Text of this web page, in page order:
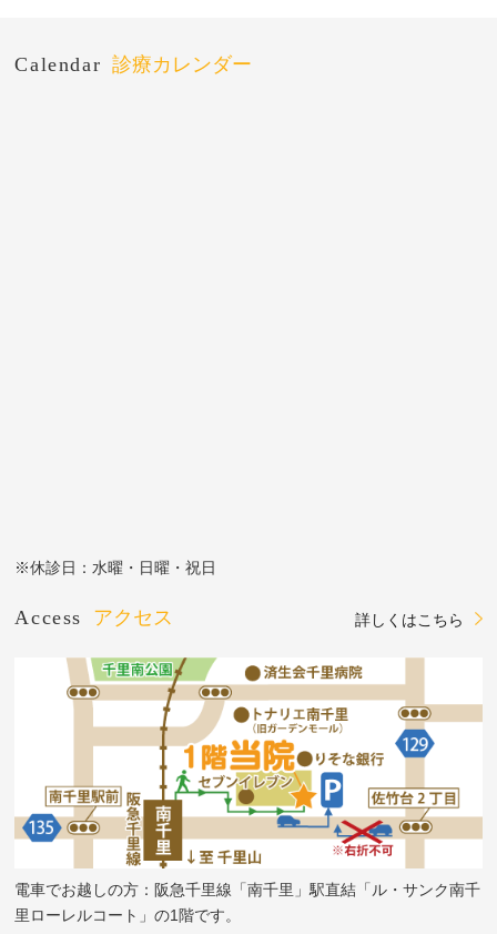
Calendar 診療カレンダー
※休診日：水曜・日曜・祝日
Access アクセス 詳しくはこちら
電車でお越しの方：阪急千里線「南千里」駅直結「ル・サンク南千
里ローレルコート」の1階です。